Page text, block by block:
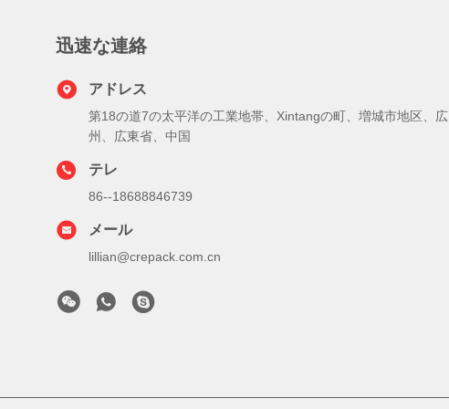
迅速な連絡
アドレス
第18の道7の太平洋の工業地帯、Xintangの町、増城市地区、広
州、広東省、中国
テレ
86--18688846739
メール
lillian@crepack.com.cn